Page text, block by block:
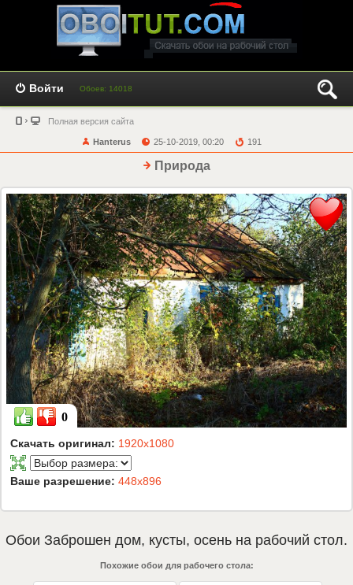
Войти Обоев: 14018
Полная версия сайта
Hanterus 25-10-2019, 00:20 191
Природа
0
Скачать оригинал: 1920x1080
Ваше разрешение: 448x896
Обои Заброшен дом, кусты, осень на рабочий стол.
Похожие обои для рабочего стола: